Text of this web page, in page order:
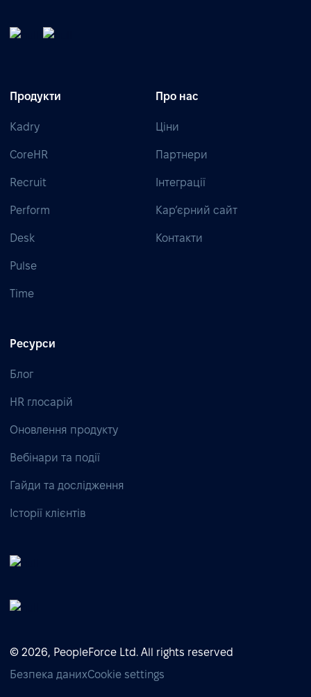
Продукти
Kadry
CoreHR
Recruit
Perform
Desk
Pulse
Time
Про нас
Ціни
Партнери
Інтеграції
Кар’єрний сайт
Контакти
Ресурси
Блог
HR глосарій
Оновлення продукту
Вебінари та події
Гайди та дослідження
Історії клієнтів
© 2026, PeopleForce Ltd. All rights reserved
Безпека данихCookie settings